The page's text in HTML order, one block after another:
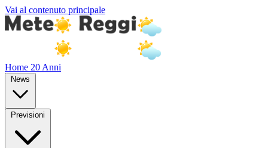
Vai al contenuto principale
Home 20 Anni
News
Previsioni